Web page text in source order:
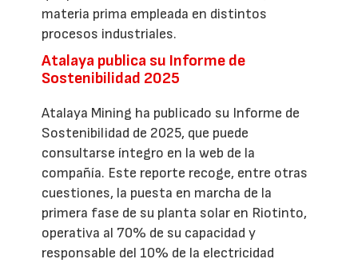
materia prima empleada en distintos
procesos industriales.
Atalaya publica su Informe de
Sostenibilidad 2025
Atalaya Mining ha publicado su Informe de
Sostenibilidad de 2025, que puede
consultarse íntegro en la web de la
compañía. Este reporte recoge, entre otras
cuestiones, la puesta en marcha de la
primera fase de su planta solar en Riotinto,
operativa al 70% de su capacidad y
responsable del 10% de la electricidad